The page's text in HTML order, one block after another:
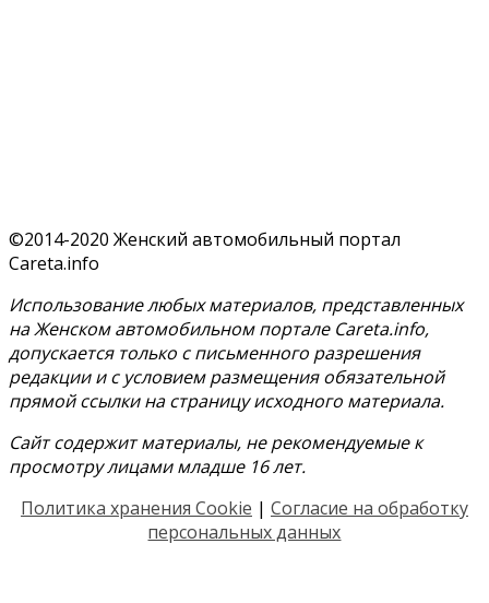
©2014-2020 Женский автомобильный портал
Careta.info
Использование любых материалов, представленных
на Женском автомобильном портале Careta.info,
допускается только с письменного разрешения
редакции и с условием размещения обязательной
прямой ссылки на страницу исходного материала.
Сайт содержит материалы, не рекомендуемые к
просмотру лицами младше 16 лет.
Политика хранения Cookie | Согласие на обработку
персональных данных